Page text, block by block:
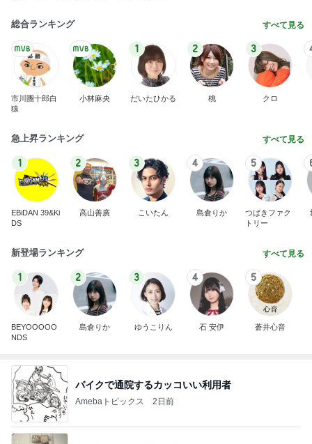
総合ランキング すべて見る
市川團十郎白
猿
小林麻央
1
だいたひかる
2
桃
3
クロ
急上昇ランキング すべて見る
1
EBiDAN 39&Ki
DS
2
高山善廣
3
こいたん
4
島倉りか
5
つばきファク
トリー
新登場ランキング すべて見る
1
BEYOOOOO
NDS
2
島倉りか
3
ゆうこりん
4
石 安伊
5
蒼井心音
バイクで通院するカッコいい利用者
Amebaトピックス 2日前